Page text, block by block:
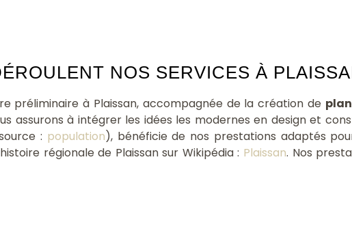
NOS SERVICES À
préliminaire à Plaissan, accompagnée de la création de
assurons à intégrer les idées les modernes en design et
: population), bénéficie de nos prestations adaptés
régionale de Plaissan sur Wikipédia : Plaissan. Nos